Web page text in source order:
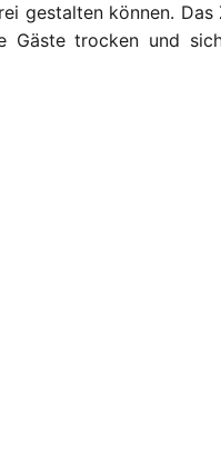
gestalten können.
Gäste trocken und